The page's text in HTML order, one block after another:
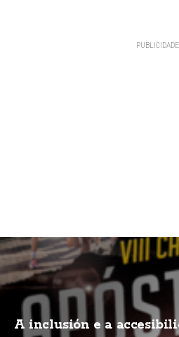
A inclusión e a